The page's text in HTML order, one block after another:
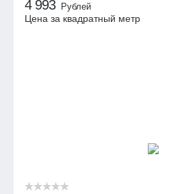
4 993 Рублей
Цена за квадратный метр